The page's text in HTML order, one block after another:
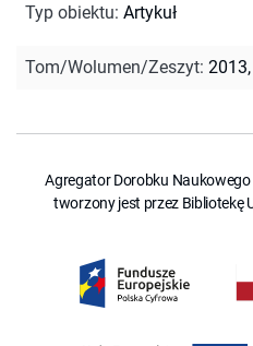
Typ obiektu: Artykuł
Tom/Wolumen/Zeszyt: 2013,
Agregator Dorobku
tworzony jest przez Bibliotekę